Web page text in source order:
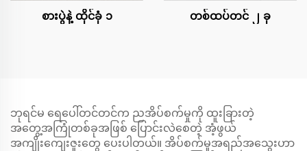
စားပွဲနဲ့ ထိုင်ခုံ ၁ တစ်ထပ်တင် ၂ ခု
ဘုရင်မ ရေပေါ်တင်တင်က ညအိပ်စက်မှုကို ထူးခြားတဲ့
အတွေ့အကြုံတစ်ခုအဖြစ် ပြောင်းလဲစေတဲ့ အံ့ဖွယ်
အကျိုးကျေးဇူးတွေ ပေးပါတယ်။ အိပ်စက်မှုအရည်အသွေးဟာ